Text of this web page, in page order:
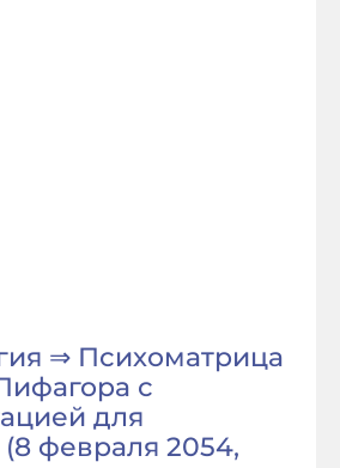
⇒ Психоматрица
с
для
февраля 2054,